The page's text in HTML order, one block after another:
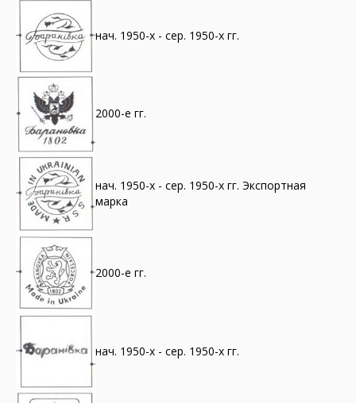
нач. 1950-х - сер. 1950-х гг.
2000-е гг.
нач. 1950-х - сер. 1950-х гг. Экспортная
марка
2000-е гг.
нач. 1950-х - сер. 1950-х гг.